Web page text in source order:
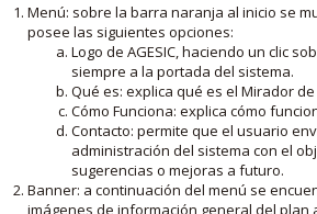
Menú: sobre la barra naranja al inicio se
posee las siguientes opciones:
Logo de AGESIC, haciendo un clic
siempre a la portada del sistema.
Qué es: explica qué es el Mirador
Cómo Funciona: explica cómo
Contacto: permite que el usuario
administración del sistema con el
sugerencias o mejoras a futuro.
Banner: a continuación del menú se
imágenes de información general del plan